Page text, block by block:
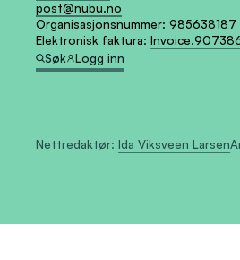
post@nubu.no
Organisasjonsnummer: 985638187
Elektronisk faktura:
Søk
Logg inn
Nettredaktør: Ida Viksveen Larsen